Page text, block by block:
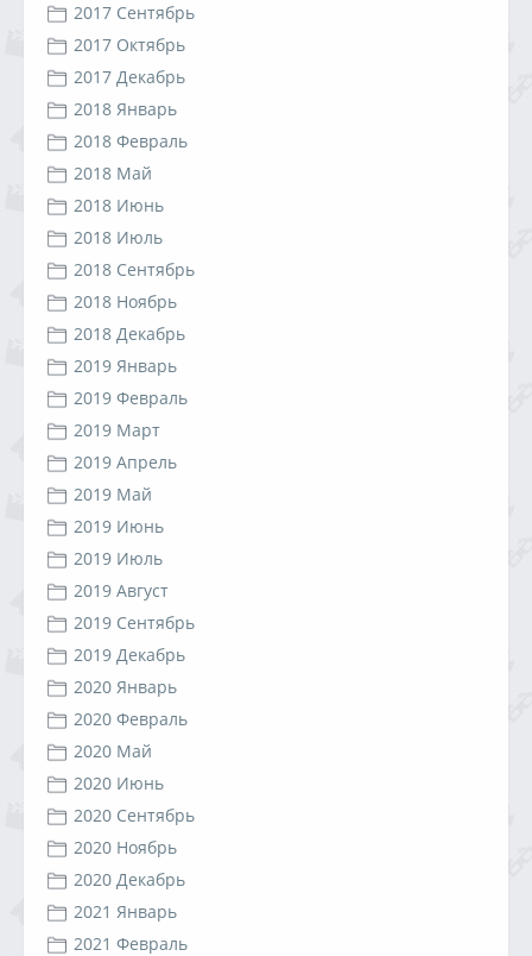
2017 Сентябрь
2017 Октябрь
2017 Декабрь
2018 Январь
2018 Февраль
2018 Май
2018 Июнь
2018 Июль
2018 Сентябрь
2018 Ноябрь
2018 Декабрь
2019 Январь
2019 Февраль
2019 Март
2019 Апрель
2019 Май
2019 Июнь
2019 Июль
2019 Август
2019 Сентябрь
2019 Декабрь
2020 Январь
2020 Февраль
2020 Май
2020 Июнь
2020 Сентябрь
2020 Ноябрь
2020 Декабрь
2021 Январь
2021 Февраль